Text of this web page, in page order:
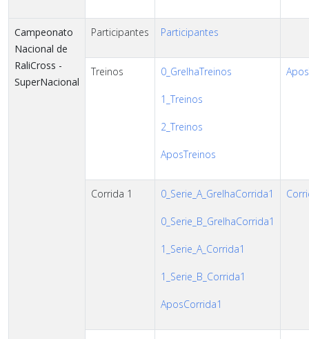
Campeonato
Nacional de
RaliCross -
SuperNacional
Participantes Participantes
Treinos 0_GrelhaTreinos
1_Treinos
2_Treinos
AposTreinos
Corrida 1 0_Serie_A_GrelhaCorrida1
0_Serie_B_GrelhaCorrida1
1_Serie_A_Corrida1
1_Serie_B_Corrida1
AposCorrida1